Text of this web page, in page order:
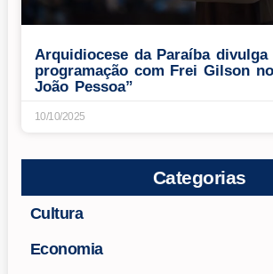
Arquidiocese da Paraíba divulga
programação com Frei Gilson
João Pessoa”
10/10/2025
Categorias
Cultura
Economia